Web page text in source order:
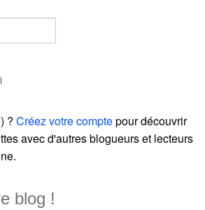
? Créez votre comptepour découvrir
avec d'autres blogueurs et lecteurs
blog !